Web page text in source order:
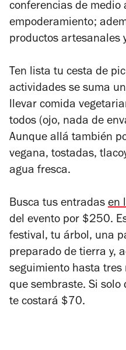
conferencias de medio
empoderamiento;
productos artesanales
Ten lista tu cesta de
actividades se suma
llevar comida
todos (ojo, nada de
Aunque allá también
vegana, tostadas,
agua fresca.
Busca tus entradas en
del evento por $250.
festival, tu árbol, una
preparado de tierra y,
seguimiento hasta tres
que sembraste. Si solo
te costará $70.